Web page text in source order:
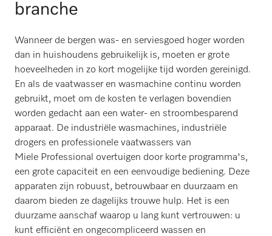
branche
Wanneer de bergen was- en serviesgoed hoger worden
dan in huishoudens gebruikelijk is, moeten er grote
hoeveelheden in zo kort mogelijke tijd worden gereinigd.
En als de vaatwasser en wasmachine continu worden
gebruikt, moet om de kosten te verlagen bovendien
worden gedacht aan een water- en stroombesparend
apparaat. De industriële wasmachines, industriële
drogers en professionele vaatwassers van
Miele Professional overtuigen door korte programma's,
een grote capaciteit en een eenvoudige bediening. Deze
apparaten zijn robuust, betrouwbaar en duurzaam en
daarom bieden ze dagelijks trouwe hulp. Het is een
duurzame aanschaf waarop u lang kunt vertrouwen: u
kunt efficiënt en ongecompliceerd wassen en